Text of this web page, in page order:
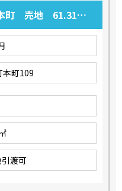
町 売地 61.31
本町109
渡可